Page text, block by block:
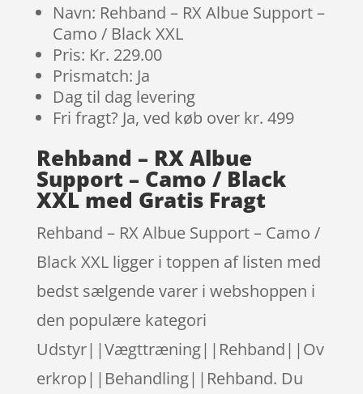
Navn: Rehband – RX Albue Support –
Camo / Black XXL
Pris: Kr. 229.00
Prismatch: Ja
Dag til dag levering
Fri fragt? Ja, ved køb over kr. 499
Rehband – RX Albue
Support – Camo / Black
XXL med Gratis Fragt
Rehband – RX Albue Support – Camo /
Black XXL ligger i toppen af listen med
bedst sælgende varer i webshoppen i
den populære kategori
Udstyr||Vægttræning||Rehband||Ov
erkrop||Behandling||Rehband. Du